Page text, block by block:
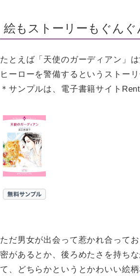
絵もストーリーもぐんぐ
たとえば「天使のガーディアン」
ヒーローを警備するというストー
＊サンプルは、電子書籍サイト
ただ男女が出会って惹かれ合って
密があるとか、後ろめたさを持ち
て、どちらかというとかわいい絵